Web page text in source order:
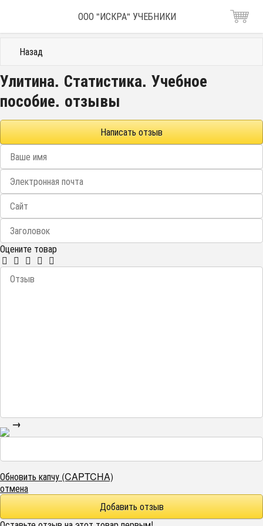
ООО "ИСКРА" УЧЕБНИКИ
Назад
Улитина. Статистика. Учебное
пособие. отзывы
Написать отзыв
Оцените товар
→
Обновить капчу (CAPTCHA)
отмена